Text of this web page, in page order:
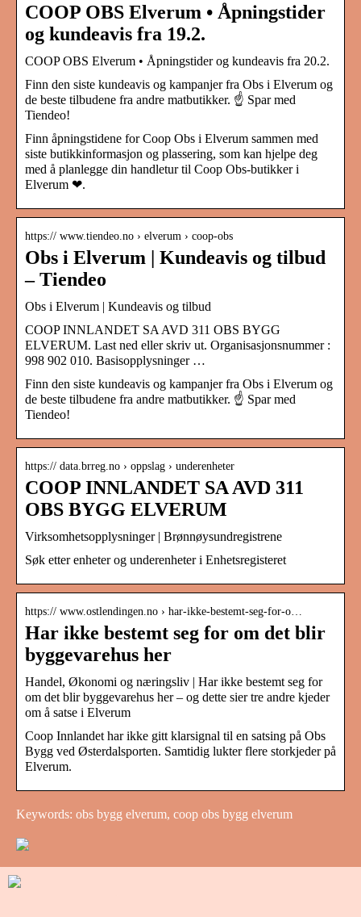
COOP OBS Elverum • Åpningstider
og kundeavis fra 19.2.
COOP OBS Elverum • Åpningstider og kundeavis fra 20.2.
Finn den siste kundeavis og kampanjer fra Obs i Elverum og
de beste tilbudene fra andre matbutikker. ☝ Spar med
Tiendeo!
Finn åpningstidene for Coop Obs i Elverum sammen med
siste butikkinformasjon og plassering, som kan hjelpe deg
med å planlegge din handletur til Coop Obs-butikker i
Elverum ❤.
https:// www.tiendeo.no › elverum › coop-obs
Obs i Elverum | Kundeavis og tilbud
– Tiendeo
Obs i Elverum | Kundeavis og tilbud
COOP INNLANDET SA AVD 311 OBS BYGG
ELVERUM. Last ned eller skriv ut. Organisasjonsnummer :
998 902 010. Basisopplysninger …
Finn den siste kundeavis og kampanjer fra Obs i Elverum og
de beste tilbudene fra andre matbutikker. ☝ Spar med
Tiendeo!
https:// data.brreg.no › oppslag › underenheter
COOP INNLANDET SA AVD 311
OBS BYGG ELVERUM
Virksomhetsopplysninger | Brønnøysundregistrene
Søk etter enheter og underenheter i Enhetsregisteret
https:// www.ostlendingen.no › har-ikke-bestemt-seg-for-o…
Har ikke bestemt seg for om det blir
byggevarehus her
Handel, Økonomi og næringsliv | Har ikke bestemt seg for
om det blir byggevarehus her – og dette sier tre andre kjeder
om å satse i Elverum
Coop Innlandet har ikke gitt klarsignal til en satsing på Obs
Bygg ved Østerdalsporten. Samtidig lukter flere storkjeder på
Elverum.
Keywords: obs bygg elverum, coop obs bygg elverum